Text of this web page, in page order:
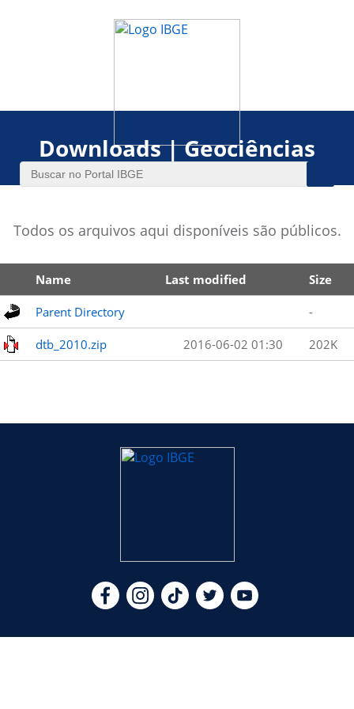
Downloads | Geociências
Todos os arquivos aqui disponíveis são públicos.
Name Last modified Size
Parent Directory -
dtb_2010.zip 2016-06-02 01:30 202K